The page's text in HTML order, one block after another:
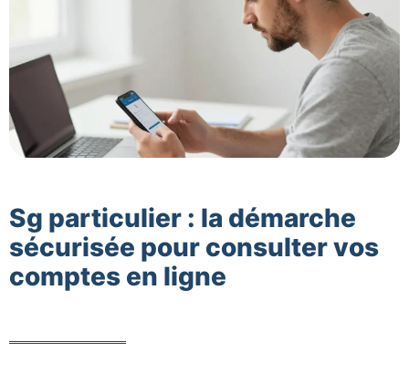
Sg particulier : la démarche
sécurisée pour consulter vos
comptes en ligne